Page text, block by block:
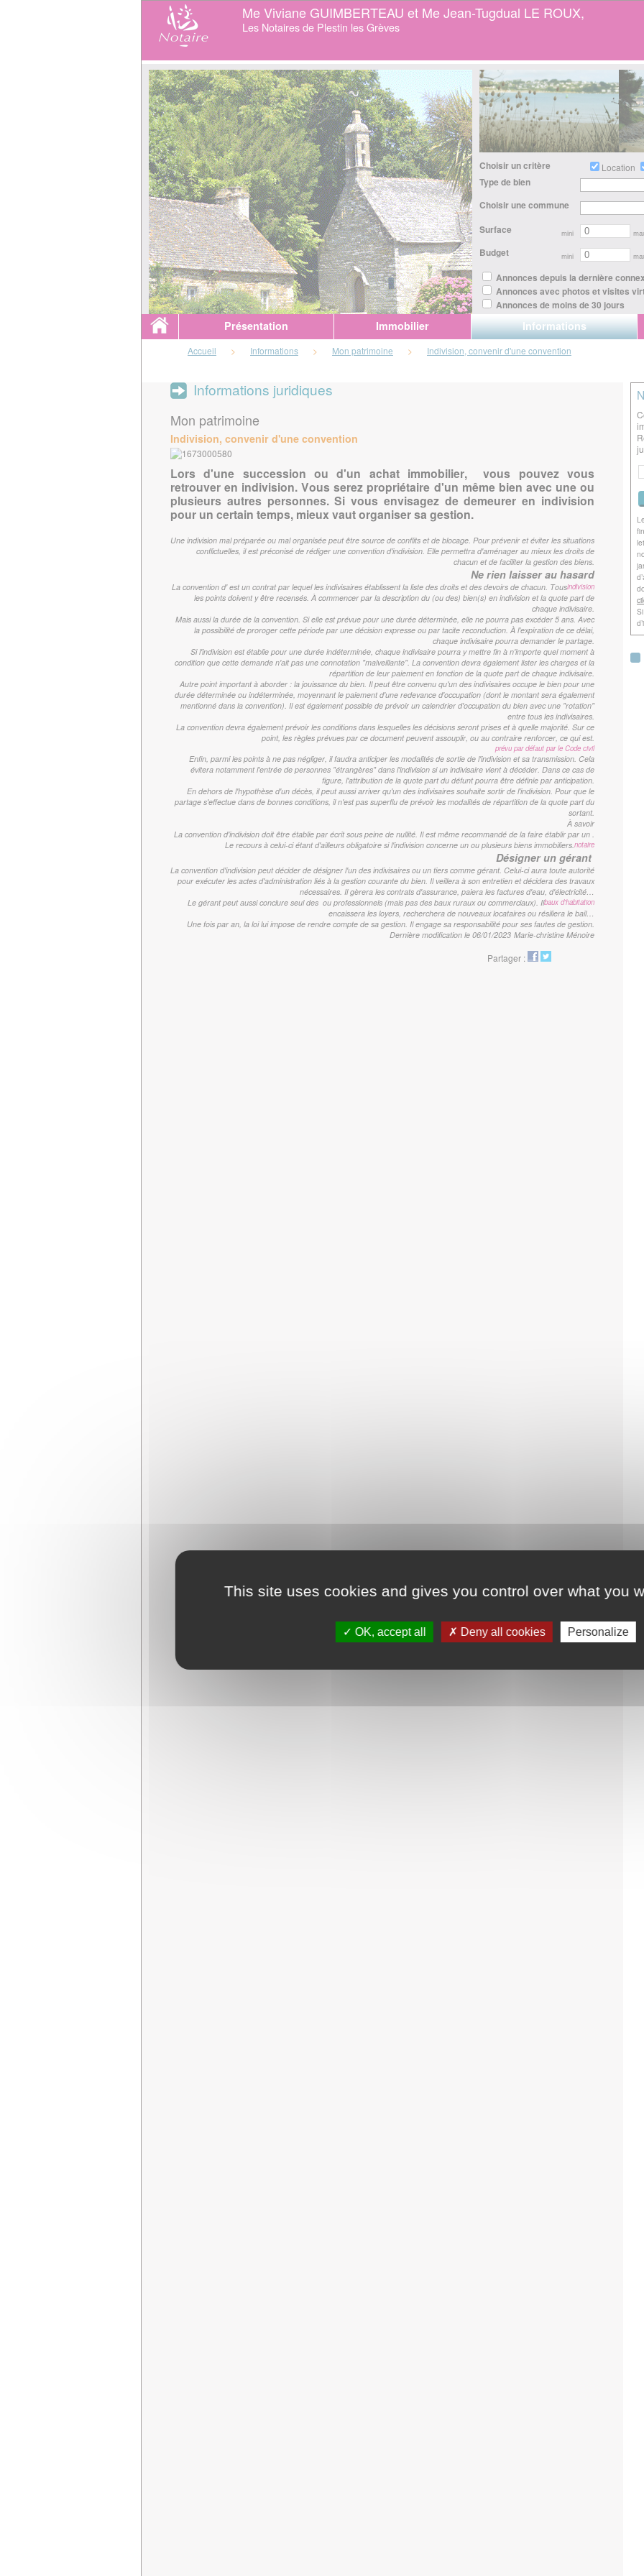
Me Viviane GUIMBERTEAU et Me Jean-Tugdual LE ROUX,
Les Notaires de Plestin les Grèves
Choisir un critère Location
Type de bien
Choisir une commune
Surface mini
Budget mini
Annonces depuis la dernière
Annonces avec photos et visites
Annonces de moins de 30 jours
Présentation Immobilier Informations
Accueil > Informations > Mon patrimoine > Indivision, convenir d'une convention
Informations juridiques
Mon patrimoine
Indivision, convenir d'une convention
Lors d'une succession ou d'un achat immobilier, vous pouvez vous
retrouver en indivision. Vous serez propriétaire d'un même bien avec une ou
plusieurs autres personnes. Si vous envisagez de demeurer en indivision
pour un certain temps, mieux vaut organiser sa gestion.
Une indivision mal préparée ou mal organisée peut être source de conflits et de blocage. Pour prévenir et éviter les situations
conflictuelles, il est préconisé de rédiger une convention d'indivision. Elle permettra d'aménager au mieux les droits de
chacun et de faciliter la gestion des biens.
Ne rien laisser au hasard
La convention d' indivision
est un contrat par lequel les indivisaires établissent la liste des droits et des devoirs de chacun. Tous
les points doivent y être recensés. À commencer par la description du (ou des) bien(s) en indivision et la quote part de
chaque indivisaire.
Mais aussi la durée de la convention. Si elle est prévue pour une durée déterminée, elle ne pourra pas excéder 5 ans. Avec
la possibilité de proroger cette période par une décision expresse ou par tacite reconduction. À l'expiration de ce délai,
chaque indivisaire pourra demander le partage.
Si l'indivision est établie pour une durée indéterminée, chaque indivisaire pourra y mettre fin à n'importe quel moment à
condition que cette demande n'ait pas une connotation "malveillante". La convention devra également lister les charges et la
répartition de leur paiement en fonction de la quote part de chaque indivisaire.
Autre point important à aborder : la jouissance du bien. Il peut être convenu qu'un des indivisaires occupe le bien pour une
durée déterminée ou indéterminée, moyennant le paiement d'une redevance d'occupation (dont le montant sera également
mentionné dans la convention). Il est également possible de prévoir un calendrier d'occupation du bien avec une "rotation"
entre tous les indivisaires.
La convention devra également prévoir les conditions dans lesquelles les décisions seront prises et à quelle majorité. Sur ce
point, les règles prévues par ce document peuvent assouplir, ou au contraire renforcer, ce qui est
prévu par défaut par le Code civil
.
Enfin, parmi les points à ne pas négliger, il faudra anticiper les modalités de sortie de l'indivision et sa transmission. Cela
évitera notamment l'entrée de personnes "étrangères" dans l'indivision si un indivisaire vient à décéder. Dans ce cas de
figure, l'attribution de la quote part du défunt pourra être définie par anticipation.
En dehors de l'hypothèse d'un décès, il peut aussi arriver qu'un des indivisaires souhaite sortir de l'indivision. Pour que le
partage s'effectue dans de bonnes conditions, il n'est pas superflu de prévoir les modalités de répartition de la quote part du
sortant.
À savoir
La convention d'indivision doit être établie par écrit sous peine de nullité. Il est même recommandé de la faire établir par un
notaire
.
Le recours à celui-ci étant d'ailleurs obligatoire si l'indivision concerne un ou plusieurs biens immobiliers.
Désigner un gérant
La convention d'indivision peut décider de désigner l'un des indivisaires ou un tiers comme gérant. Celui-ci aura toute autorité
pour exécuter les actes d'administration liés à la gestion courante du bien. Il veillera à son entretien et décidera des travaux
nécessaires. Il gèrera les contrats d'assurance, paiera les factures d'eau, d'électricité…
Le gérant peut aussi conclure seul des
baux d'habitation
ou professionnels (mais pas des baux ruraux ou commerciaux). Il
encaissera les loyers, recherchera de nouveaux locataires ou résiliera le bail…
Une fois par an, la loi lui impose de rendre compte de sa gestion. Il engage sa responsabilité pour ses fautes de gestion.
Marie-christine Ménoire
Dernière modification le 06/01/2023
Partager :
This site uses cookies and gives you control over what you
OK, accept all Deny all cookies Personalize